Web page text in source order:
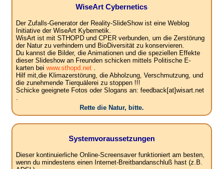
WiseArt Cybernetics
Der Zufalls-Generator der Reality-SlideShow ist eine Weblog
Initiative der WiseArt Kybernetik.
WisArt ist mit STHOPD und CPER verbunden, um die Zerstörung
der Natur zu verhindern und BioDiversität zu konservieren.
Du kannst die Bilder, die Animationen und die speziellen Effekte
dieser Slideshow an Freunden schicken mittels Politische E-
karten bei www.sthopd.net.
Hilf mit,die Klimazerstörung, die Abholzung, Verschmutzung, und
die zunehmende Tierquälerei zu stoppen !!!
Schicke geeignete Fotos oder Slogans an: feedback[at]wisart.net
.
Rette die Natur, bitte.
Systemvoraussetzungen
Dieser kontinuierliche Online-Screensaver funktioniert am besten,
wenn du mindestens einen Internet-Breitbandanschluß hast (z.B.